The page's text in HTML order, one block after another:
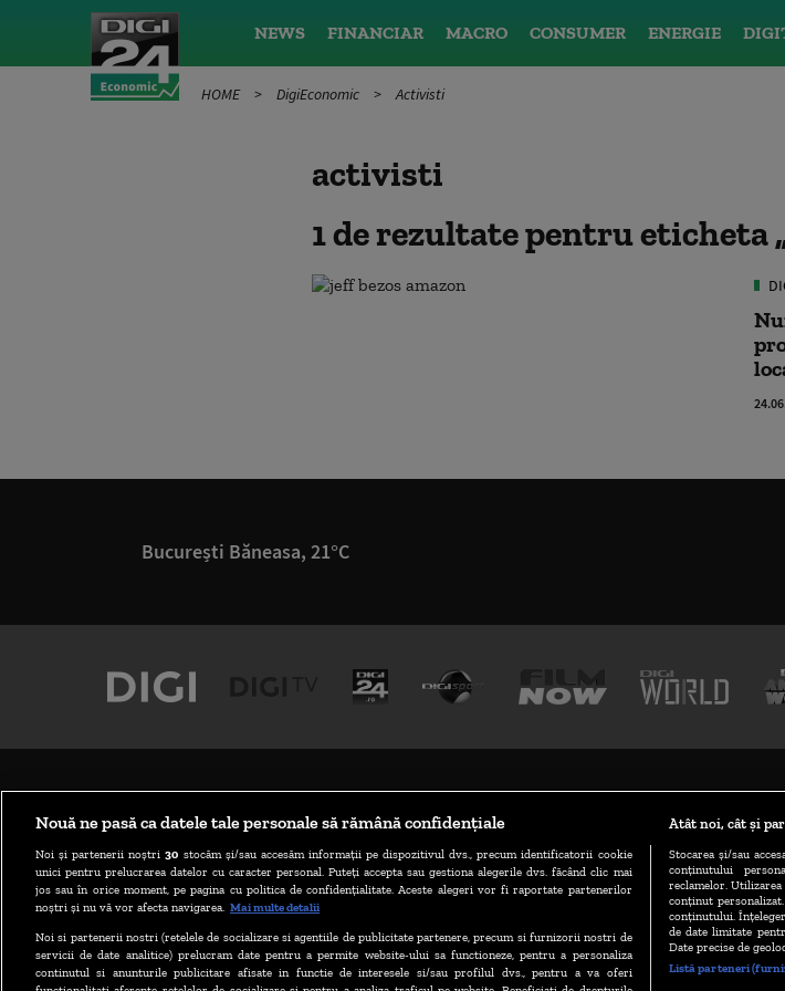
NEWS FINANCIAR MACRO CONSUMER ENERGIE
HOME DigiEconomic Activisti
activisti
1 de rezultate pentru eticheta
București Băneasa, 21°C
ABONARE DIGI TV GESTIONAȚI
Copyright ©
Nouă ne pasă ca datele tale personale să rămână confidențiale
Noi și partenerii noștri30 stocăm și/sau accesăm informații pe dispozitivul dvs., precum identificatorii cookie
unici pentru prelucrarea datelor cu caracter personal. Puteți accepta sau gestiona alegerile dvs. făcând clic mai
jos sau în orice moment, pe pagina cu politica de confidențialitate. Aceste alegeri vor fi raportate partenerilor
noștri și nu vă vor afecta navigarea. Mai multe detalii
Noi si partenerii nostri (retelele de socializare si agentiile de publicitate partenere, precum si furnizorii nostri de
servicii de date analitice) prelucram date pentru a permite website-ului sa functioneze, pentru a personaliza
continutul si anunturile publicitare afisate in functie de interesele si/sau profilul dvs., pentru a va oferi
Atât noi, cât și
Stocarea și/sau
conținutului
reclamelor.
conținut
conținutului.
de date limitate
Date precise de
Listă parteneri